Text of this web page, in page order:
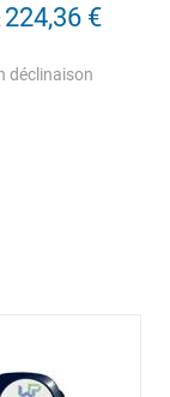
224,36 €
déclinaison